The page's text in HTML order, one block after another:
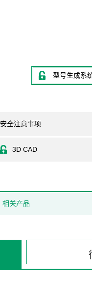
型号生成系
安全注意事项
3D CAD
相关产品